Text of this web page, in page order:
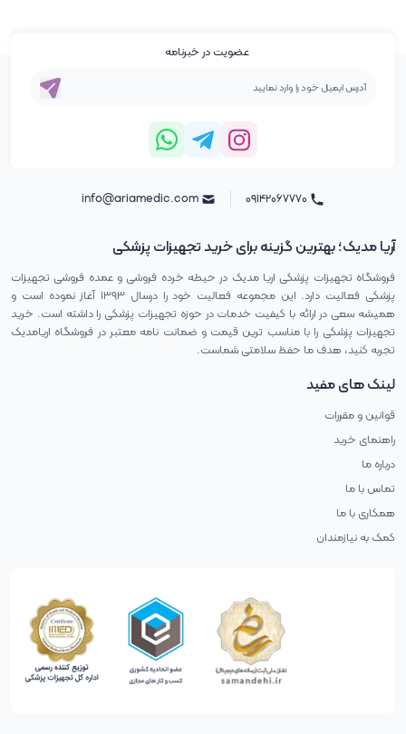
عضویت در خبرنامه
آریا مدیک؛ بهترین گزینه برای خرید تجهیزات پزشکی
فروشگاه تجهیزات پزشکی اریا مدیک در حیطه خرده فروشی و عمده فروشی تجهیزات
پزشکی فعالیت دارد. این مجموعه فعالیت خود را درسال ۱۳۹۳ آغاز نموده است و
همیشه سعی در ارائه با کیفیت خدمات در حوزه تجهیزات پزشکی را داشته است. خرید
تجهیزات پزشکی را با مناسب ترین قیمت و ضمانت نامه معتبر در فروشگاه اریامدیک
تجربه کنید، هدف ما حفظ سلامتی شماست.
لینک های مفید
قوانین و مقررات
راهنمای خرید
درباره ما
تماس با ما
همکاری با ما
کمک به نیازمندان